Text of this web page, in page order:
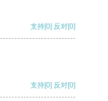
支持[0] 反对[0]
支持[0] 反对[0]